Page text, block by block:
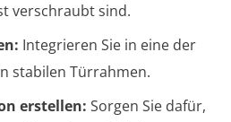
verschraubt sind.
Integrieren Sie in eine der
stabilen Türrahmen.
erstellen: Sorgen Sie dafür,